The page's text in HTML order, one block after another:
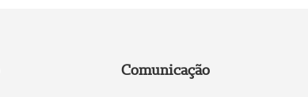
Comunicação